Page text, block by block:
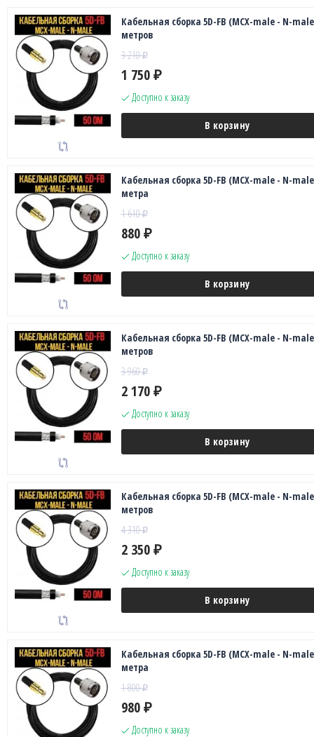
Кабельная сборка 5D-FB (MCX-male - N-
метров
3 210₽
1 750 ₽
Доступно к заказу
В корзину
Кабельная сборка 5D-FB (MCX-male - N-
метра
1 610₽
880 ₽
Доступно к заказу
В корзину
Кабельная сборка 5D-FB (MCX-male - N-
метров
3 960₽
2 170 ₽
Доступно к заказу
В корзину
Кабельная сборка 5D-FB (MCX-male - N-
метров
4 310₽
2 350 ₽
Доступно к заказу
В корзину
Кабельная сборка 5D-FB (MCX-male - N-
метра
1 800₽
980 ₽
Доступно к заказу